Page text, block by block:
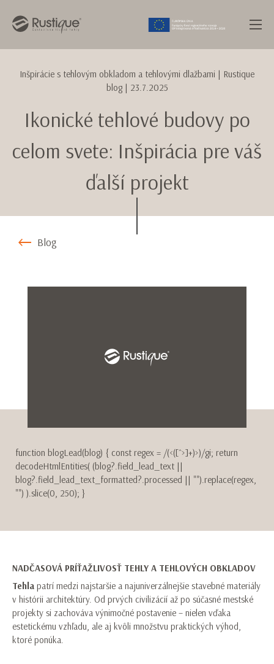
Inšpirácie s tehlovým obkladom a tehlovými dlažbami | Rustique
blog | 23.7.2025
Ikonické tehlové budovy po
celom svete: Inšpirácia pre váš
ďalší projekt
Blog
function blogLead(blog) { const regex = /(<([^>]+)>)/gi; return
decodeHtmlEntities( (blog?.field_lead_text ||
blog?.field_lead_text_formatted?.processed || "").replace(regex,
"") ).slice(0, 250); }
NADČASOVÁ PRÍŤAŽLIVOSŤ TEHLY A TEHLOVÝCH OBKLADOV
Tehla patrí medzi najstaršie a najuniverzálnejšie stavebné materiály
v histórii architektúry. Od prvých civilizácií až po súčasné mestské
projekty si zachováva výnimočné postavenie – nielen vďaka
estetickému vzhľadu, ale aj kvôli množstvu praktických výhod,
ktoré ponúka.